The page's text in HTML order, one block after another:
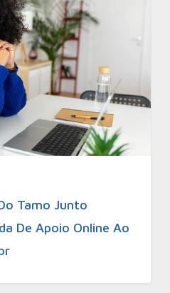
Tamo Junto
De Apoio Online Ao